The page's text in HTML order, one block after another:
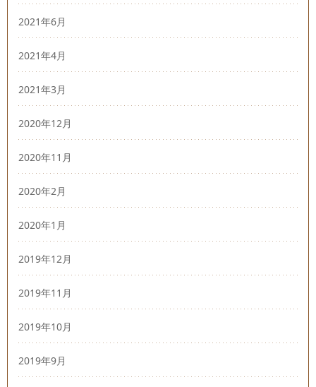
2021年6月
2021年4月
2021年3月
2020年12月
2020年11月
2020年2月
2020年1月
2019年12月
2019年11月
2019年10月
2019年9月